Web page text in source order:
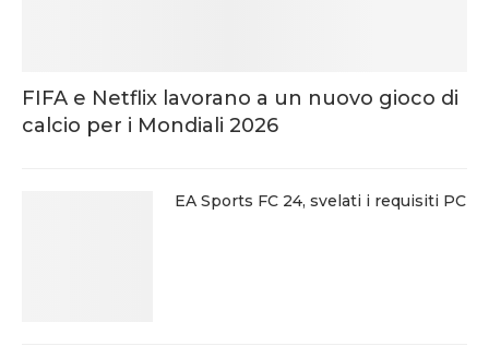
FIFA e Netflix lavorano a un nuovo gioco di
calcio per i Mondiali 2026
EA Sports FC 24, svelati i requisiti PC